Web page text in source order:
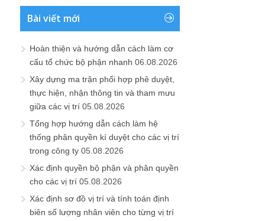
Bài viết mới
Hoàn thiện và hướng dẫn cách làm cơ
cấu tổ chức bộ phận nhanh 06.08.2026
Xây dựng ma trận phối hợp phê duyệt,
thực hiện, nhận thông tin và tham mưu
giữa các vị trí 05.08.2026
Tổng hợp hướng dẫn cách làm hệ
thống phân quyền kí duyệt cho các vị trí
trong công ty 05.08.2026
Xác định quyền bộ phận và phân quyền
cho các vị trí 05.08.2026
Xác định sơ đồ vị trí và tính toán định
biên số lượng nhân viên cho từng vị trí